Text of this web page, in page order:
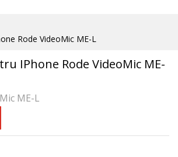
Rode VideoMic ME-L
IPhone Rode VideoMic ME-
ME-L